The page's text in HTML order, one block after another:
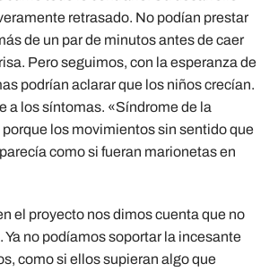
retrasado. No podían prestar
de un par de minutos antes de caer
Pero seguimos, con la esperanza de
podrían aclarar que los niños crecían.
a los síntomas. «Síndrome de la
los movimientos sin sentido que
como si fueran marionetas en
el proyecto nos dimos cuenta que no
Ya no podíamos soportar la incesante
como si ellos supieran algo que